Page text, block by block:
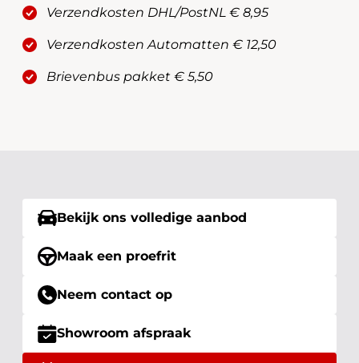
Verzendkosten DHL/PostNL € 8,95
Verzendkosten Automatten € 12,50
Brievenbus pakket € 5,50
Bekijk ons volledige aanbod
Maak een proefrit
Neem contact op
Showroom afspraak